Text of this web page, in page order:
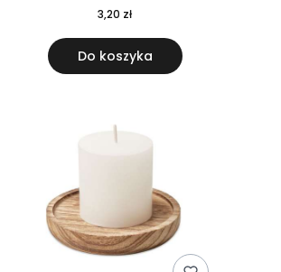
3,20 zł
Do koszyka